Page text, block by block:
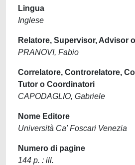
Lingua
Inglese
Relatore, Supervisor, Advisor
PRANOVI, Fabio
Correlatore, Controrelatore,
Tutor o Coordinatori
CAPODAGLIO, Gabriele
Nome Editore
Università Ca' Foscari Venezia
Numero di pagine
144 p. : ill.